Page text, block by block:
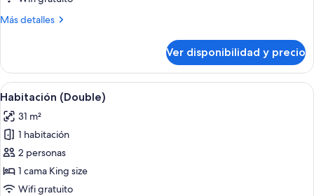
Más detalles
Más
doble,
balcón
Ver disponibilidad y precio
Ver
todas
las
fotos
de
Habitación
(Double)
Una cama con almohadas blancas y
10
Habitación (Double)
31 m²
1 habitación
2 personas
1 cama King size
Wifi gratuito